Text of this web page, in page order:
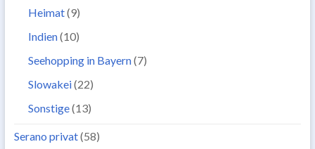
Heimat(9)
Indien(10)
Seehopping in Bayern(7)
Slowakei(22)
Sonstige(13)
Serano privat(58)